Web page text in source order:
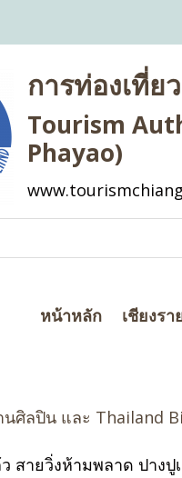
การท่องเที่ย
Tourism
Phayao)
หน้าหลัก เชียงรา
นศิลปิน และ Thailand
สายวิ่งห้ามพลาด ปางปูเ